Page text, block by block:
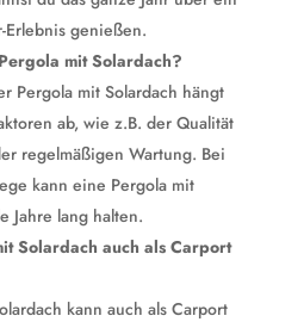
Erlebnis genießen.
mit Solardach?
Pergola mit Solardach hängt
ab, wie z.B. der Qualität
regelmäßigen Wartung. Bei
kann eine Pergola mit
Jahre lang halten.
Solardach auch als Carport
kann auch als Carport